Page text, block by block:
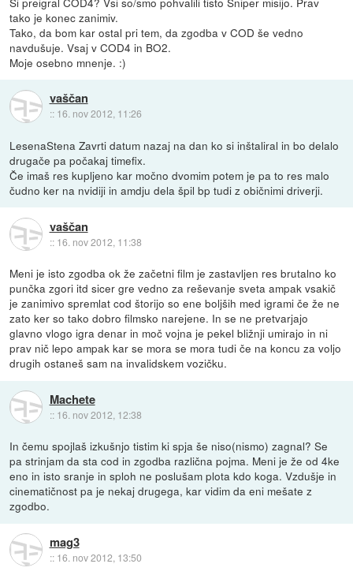
tako je konec zanimiv.
Tako, da bom kar ostal pri tem, da zgodba v COD še vedno
navdušuje. Vsaj v COD4 in BO2.
Moje osebno mnenje. :)
vaščan
:: 16. nov 2012, 11:26
LesenaStena Zavrti datum nazaj na dan ko si inštaliral in bo delalo
drugače pa počakaj timefix.
Če imaš res kupljeno kar močno dvomim potem je pa to res malo
čudno ker na nvidiji in amdju dela špil bp tudi z običnimi driverji.
vaščan
:: 16. nov 2012, 11:38
Meni je isto zgodba ok že začetni film je zastavljen res brutalno ko
punčka zgori itd sicer gre vedno za reševanje sveta ampak vsakič
je zanimivo spremlat cod štorijo so ene boljših med igrami če že ne
zato ker so tako dobro filmsko narejene. In se ne pretvarjajo
glavno vlogo igra denar in moč vojna je pekel bližnji umirajo in ni
prav nič lepo ampak kar se mora se mora tudi če na koncu za voljo
drugih ostaneš sam na invalidskem vozičku.
Machete
:: 16. nov 2012, 12:38
In čemu spojlaš izkušnjo tistim ki spja še niso(nismo) zagnal? Se
pa strinjam da sta cod in zgodba različna pojma. Meni je že od 4ke
eno in isto sranje in sploh ne poslušam plota kdo koga. Vzdušje in
cinematičnost pa je nekaj drugega, kar vidim da eni mešate z
zgodbo.
mag3
:: 16. nov 2012, 13:50